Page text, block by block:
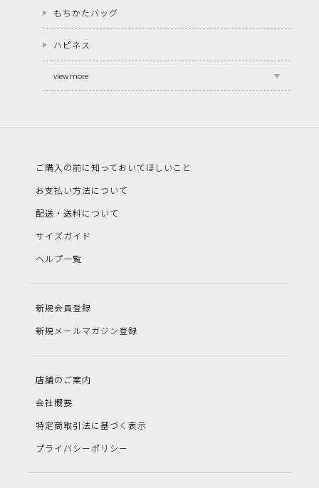
もちかたバッグ
ハピネス
view more
ご購入の前に知っておいてほしいこと
お支払い方法について
配送・送料について
サイズガイド
ヘルプ一覧
新規会員登録
新規メールマガジン登録
店舗のご案内
会社概要
特定商取引法に基づく表示
プライバシーポリシー